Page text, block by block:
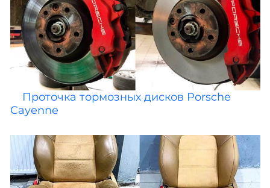
Проточка тормозных дисков Porsche
Cayenne